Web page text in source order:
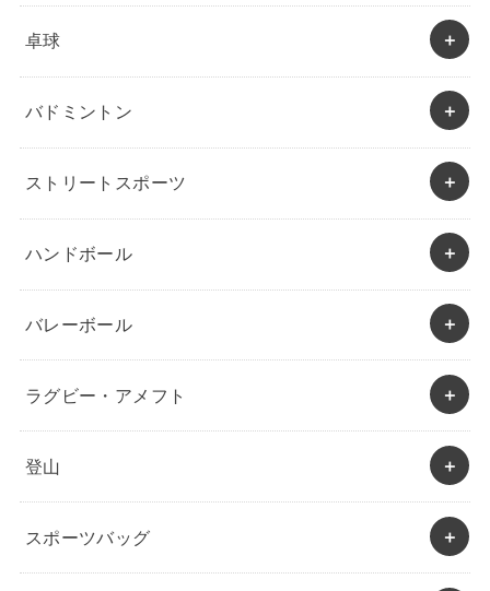
卓球
バドミントン
ストリートスポーツ
ハンドボール
バレーボール
ラグビー・アメフト
登山
スポーツバッグ